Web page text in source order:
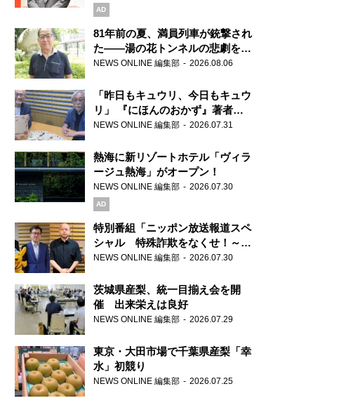
ブランドを強化
AD
81年前の夏、満員列車が銃撃され
た――湯の花トンネルの悲劇を語
り継ぐ男性
NEWS ONLINE 編集部 2026.08.06
「昨日もキュウリ、今日もキュウ
リ」 『にほんのおかず』著者が
見つけた家庭料理の知恵
NEWS ONLINE 編集部 2026.07.31
熱海に新リゾートホテル「ヴィラ
ージュ熱海」がオープン！
NEWS ONLINE 編集部 2026.07.30
AD
特別番組「ニッポン放送報道スペ
シャル 特殊詐欺をなくせ！～被
害者・加害者・警視庁が語るトク
NEWS ONLINE 編集部 2026.07.30
茨城県産梨、統一目揃え会を開
催 出来栄えは良好
NEWS ONLINE 編集部 2026.07.29
東京・大田市場で千葉県産梨「幸
水」初競り
NEWS ONLINE 編集部 2026.07.25